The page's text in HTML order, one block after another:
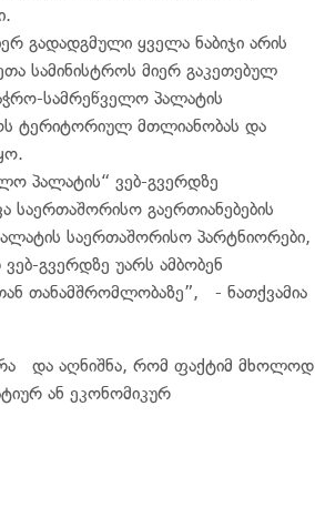
გადადგმული ყველა ნაბიჯი არის
სამინისტროს მიერ გაკეთებულ
სამრეწველო პალატის
ტერიტორიულ მთლიანობას და
პალატის“ ვებ-გვერდზე
საერთაშორისო გაერთიანებების
საერთაშორისო პარტნიორები,
გვერდზე უარს ამბობენ
თანამშრომლობაზე”, - ნათქვამია
და აღნიშნა, რომ ფაქტიმ მხოლოდ
ან ეკონომიკურ